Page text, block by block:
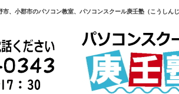
市、小郡市のパソコン教室、パソコンスクール庚壬塾（こうし